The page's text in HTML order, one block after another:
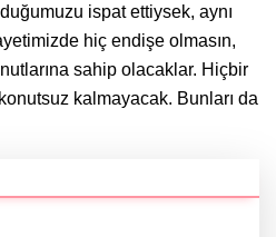
ispat ettiysek, aynı
hiç endişe olmasın,
sahip olacaklar. Hiçbir
kalmayacak. Bunları da